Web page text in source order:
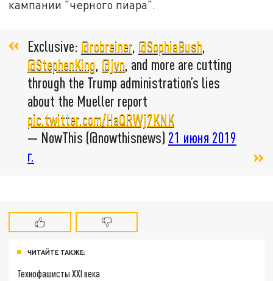
кампании "черного пиара".
Exclusive: @robreiner @SophiaBush
@StephenKing @jvn , and more are cutting
through the Trump administration’s lies
about the Mueller report
pic.twitter.com/HaQRWj7KNK
— NowThis (@nowthisnews) 21 июня 2019
г.
ЧИТАЙТЕ ТАКЖЕ:
Технофашисты XXI века